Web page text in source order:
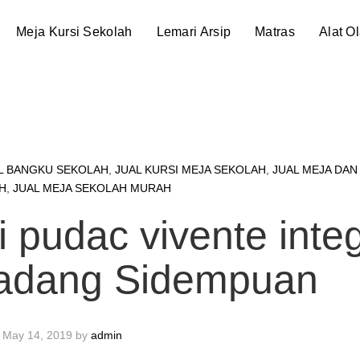
Meja Kursi Sekolah Lemari Arsip Matras Alat
BANGKU SEKOLAH ,JUAL KURSI MEJA SEKOLAH ,JUAL MEJA
JUAL MEJA SEKOLAH MURAH
pudac vivente
Sidempuan
May 14, 2019 byadmin